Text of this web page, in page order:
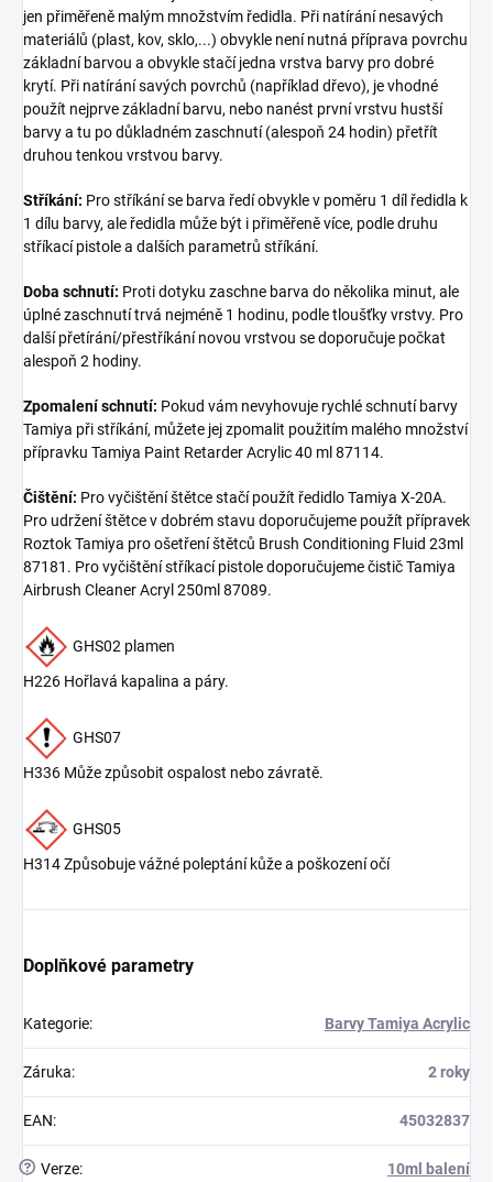
jen přiměřeně malým množstvím ředidla. Při natírání nesavých
materiálů (plast, kov, sklo,...) obvykle není nutná příprava povrchu
základní barvou a obvykle stačí jedna vrstva barvy pro dobré
krytí. Při natírání savých povrchů (například dřevo), je vhodné
použít nejprve základní barvu, nebo nanést první vrstvu hustší
barvy a tu po důkladném zaschnutí (alespoň 24 hodin) přetřít
druhou tenkou vrstvou barvy.
Stříkání: Pro stříkání se barva ředí obvykle v poměru 1 díl ředidla k
1 dílu barvy, ale ředidla může být i přiměřeně více, podle druhu
stříkací pistole a dalších parametrů stříkání.
Doba schnutí: Proti dotyku zaschne barva do několika minut, ale
úplné zaschnutí trvá nejméně 1 hodinu, podle tloušťky vrstvy. Pro
další přetírání/přestříkání novou vrstvou se doporučuje počkat
alespoň 2 hodiny.
Zpomalení schnutí: Pokud vám nevyhovuje rychlé schnutí barvy
Tamiya při stříkání, můžete jej zpomalit použitím malého množství
přípravku Tamiya Paint Retarder Acrylic 40 ml 87114.
Čištění: Pro vyčištění štětce stačí použít ředidlo Tamiya X-20A.
Pro udržení štětce v dobrém stavu doporučujeme použít přípravek
Roztok Tamiya pro ošetření štětců Brush Conditioning Fluid 23ml
87181. Pro vyčištění stříkací pistole doporučujeme čistič Tamiya
Airbrush Cleaner Acryl 250ml 87089.
GHS02 plamen
H226 Hořlavá kapalina a páry.
GHS07
H336 Může způsobit ospalost nebo závratě.
GHS05
H314 Způsobuje vážné poleptání kůže a poškození očí
Doplňkové parametry
Kategorie: Barvy Tamiya Acrylic
Záruka: 2 roky
EAN: 45032837
? Verze: 10ml balení